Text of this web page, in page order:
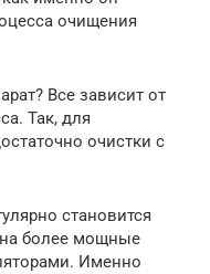
очищения
Все зависит от
Так, для
очистки с
становится
более мощные
Именно